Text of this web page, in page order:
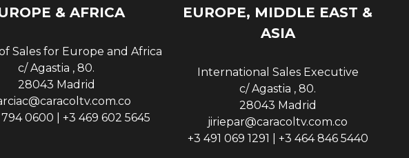
& AFRICA
Sales for Europe and Africa
c/ Agastia , 80.
28043 Madrid
794 0600 | +3 469 602 5645
EUROPE, MIDDLE EAST &
ASIA
International Sales Executive
c/ Agastia , 80.
28043 Madrid
jiriepar@caracoltv.com.co
+3 491 069 1291 | +3 464 846 5440